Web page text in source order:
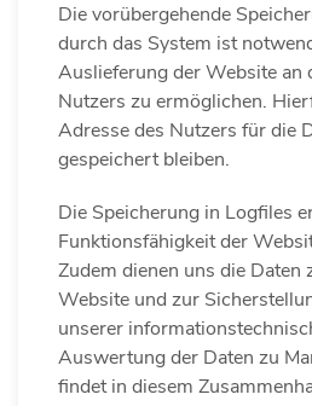
Die vorübergehende
durch das System ist
Auslieferung der Website an
Nutzers zu ermöglichen.
Adresse des Nutzers für die
gespeichert bleiben.
Die Speicherung in Logfiles
Funktionsfähigkeit der
Zudem dienen uns die
Website und zur
unserer
Auswertung der Daten zu
findet in diesem